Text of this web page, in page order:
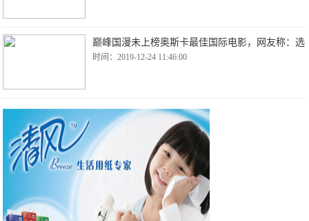
巅峰国漫未上榜奥斯卡最佳国际电影，网友称：选
时间：2019-12-24 11:46:00